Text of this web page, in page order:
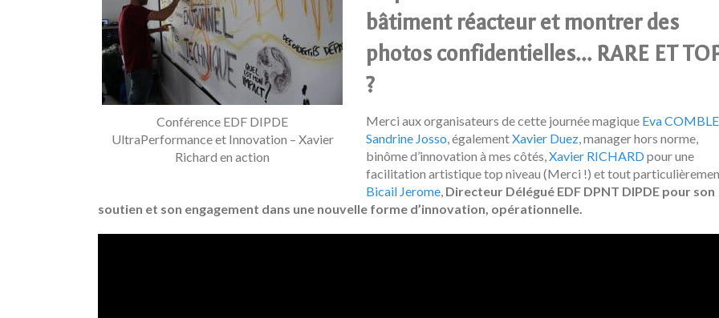
Conférence EDF DIPDE
UltraPerformance et Innovation – Xavier
Richard en action
bâtiment réacteur et montrer des
photos confidentielles… RARE ET
?
Merci aux organisateurs de cette journée magique Eva COMBLE
Sandrine Josso, égalementXavier Duez, manager hors norme,
binôme d’innovation à mes côtés,Xavier RICHARDpour une
facilitation artistique top niveau (Merci !) et tout
Bicail Jerome, Directeur Délégué EDF DPNT DIPDE pour son
soutien et son engagement dans une nouvelle forme d’innovation, opérationnelle.